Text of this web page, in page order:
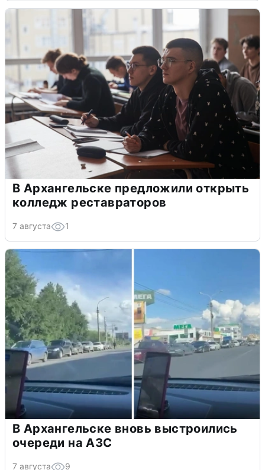
В Архангельске предложили открыть
колледж реставраторов
7 августа 1
В Архангельске вновь выстроились
очереди на АЗС
7 августа 9